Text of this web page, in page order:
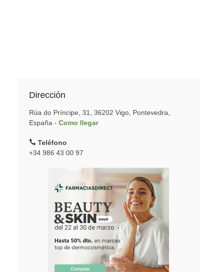
Dirección
Rúa do Príncipe, 31, 36202 Vigo, Pontevedra,
España - Como llegar
Teléfono
+34 986 43 00 97